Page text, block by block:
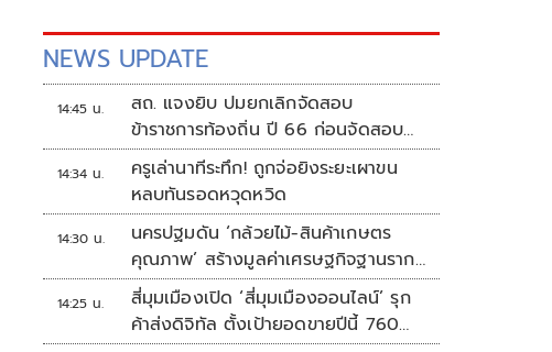
NEWS UPDATE
14:45 น.
สถ. แจงยิบ ปมยกเลิกจัดสอบ
ข้าราชการท้องถิ่น ปี 66 ก่อนจัดสอบ
ใหม่ปี 68 รัดกุมโปร่งใส
14:34 น.
ครูเล่านาทีระทึก! ถูกจ่อยิงระยะเผาขน
หลบทันรอดหวุดหวิด
14:30 น.
นครปฐมดัน ‘กล้วยไม้-สินค้าเกษตร
คุณภาพ’ สร้างมูลค่าเศรษฐกิจฐานราก
ตั้งเป้าเงินสะพัด 10 ล้านบาท
14:25 น.
สี่มุมเมืองเปิด ‘สี่มุมเมืองออนไลน์’ รุก
ค้าส่งดิจิทัล ตั้งเป้ายอดขายปีนี้ 760